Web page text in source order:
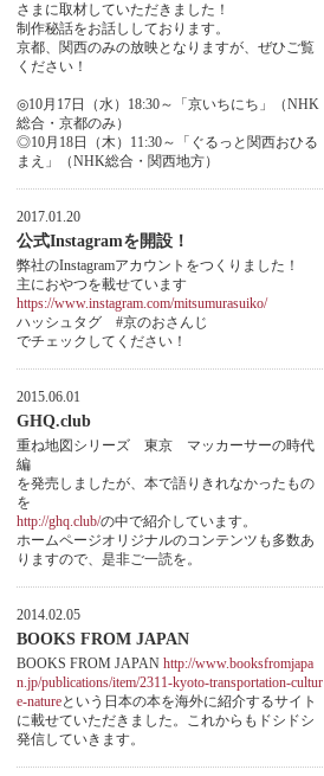
さまに取材していただきました！
制作秘話をお話ししております。
京都、関西のみの放映となりますが、ぜひご覧
ください！
◎10月17日（水）18:30～「京いちにち」（NHK
総合・京都のみ）
◎10月18日（木）11:30～「ぐるっと関西おひる
まえ」（NHK総合・関西地方）
2017.01.20
公式Instagramを開設！
弊社のInstagramアカウントをつくりました！
主におやつを載せています
https://www.instagram.com/mitsumurasuiko/
ハッシュタグ #京のおさんじ
でチェックしてください！
2015.06.01
GHQ.club
重ね地図シリーズ 東京 マッカーサーの時代
編
を発売しましたが、本で語りきれなかったもの
を
http://ghq.club/の中で紹介しています。
ホームページオリジナルのコンテンツも多数あ
りますので、是非ご一読を。
2014.02.05
BOOKS FROM JAPAN
BOOKS FROM JAPAN http://www.booksfromjapa
n.jp/publications/item/2311-kyoto-transportation-cultur
e-natureという日本の本を海外に紹介するサイト
に載せていただきました。これからもドシドシ
発信していきます。